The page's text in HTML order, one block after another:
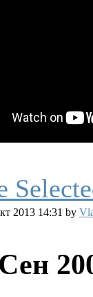
2013 14:31 by